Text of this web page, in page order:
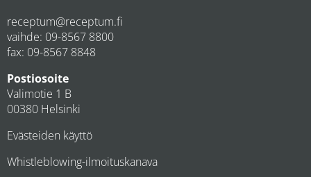
receptum@receptum.fi
vaihde: 09-8567 8800
fax: 09-8567 8848
Postiosoite
Valimotie 1 B
00380 Helsinki
Evästeiden käyttö
Whistleblowing-ilmoituskanava